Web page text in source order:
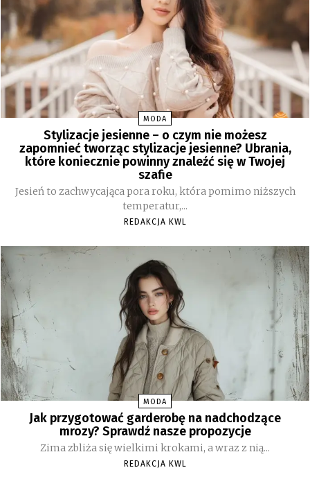
MODA
Stylizacje jesienne – o czym nie możesz
zapomnieć tworząc stylizacje jesienne? Ubrania,
które koniecznie powinny znaleźć się w Twojej
szafie
Jesień to zachwycająca pora roku, która pomimo niższych
temperatur,...
REDAKCJA KWL
MODA
Jak przygotować garderobę na nadchodzące
mrozy? Sprawdź nasze propozycje
Zima zbliża się wielkimi krokami, a wraz z nią...
REDAKCJA KWL